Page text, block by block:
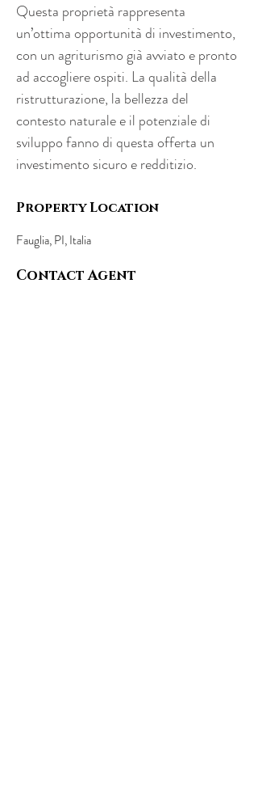
Questa proprietà rappresenta
un’ottima opportunità di investimento,
con un agriturismo già avviato e pronto
ad accogliere ospiti. La qualità della
ristrutturazione, la bellezza del
contesto naturale e il potenziale di
sviluppo fanno di questa offerta un
investimento sicuro e redditizio.
Property Location
Fauglia, PI, Italia
Contact Agent